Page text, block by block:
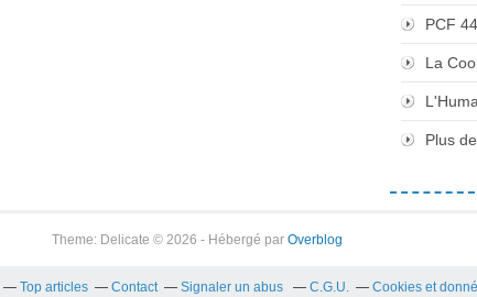
PCF 44
La
Plus
Theme: Delicate © 2026 - Hébergé par Overblog
Top articles Contact Signaler un abus C.G.U. Cookies et